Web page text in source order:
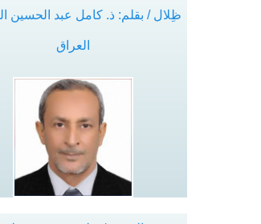
ظِلال / بقلم: ذ. كامل عبد الحسين
العراق